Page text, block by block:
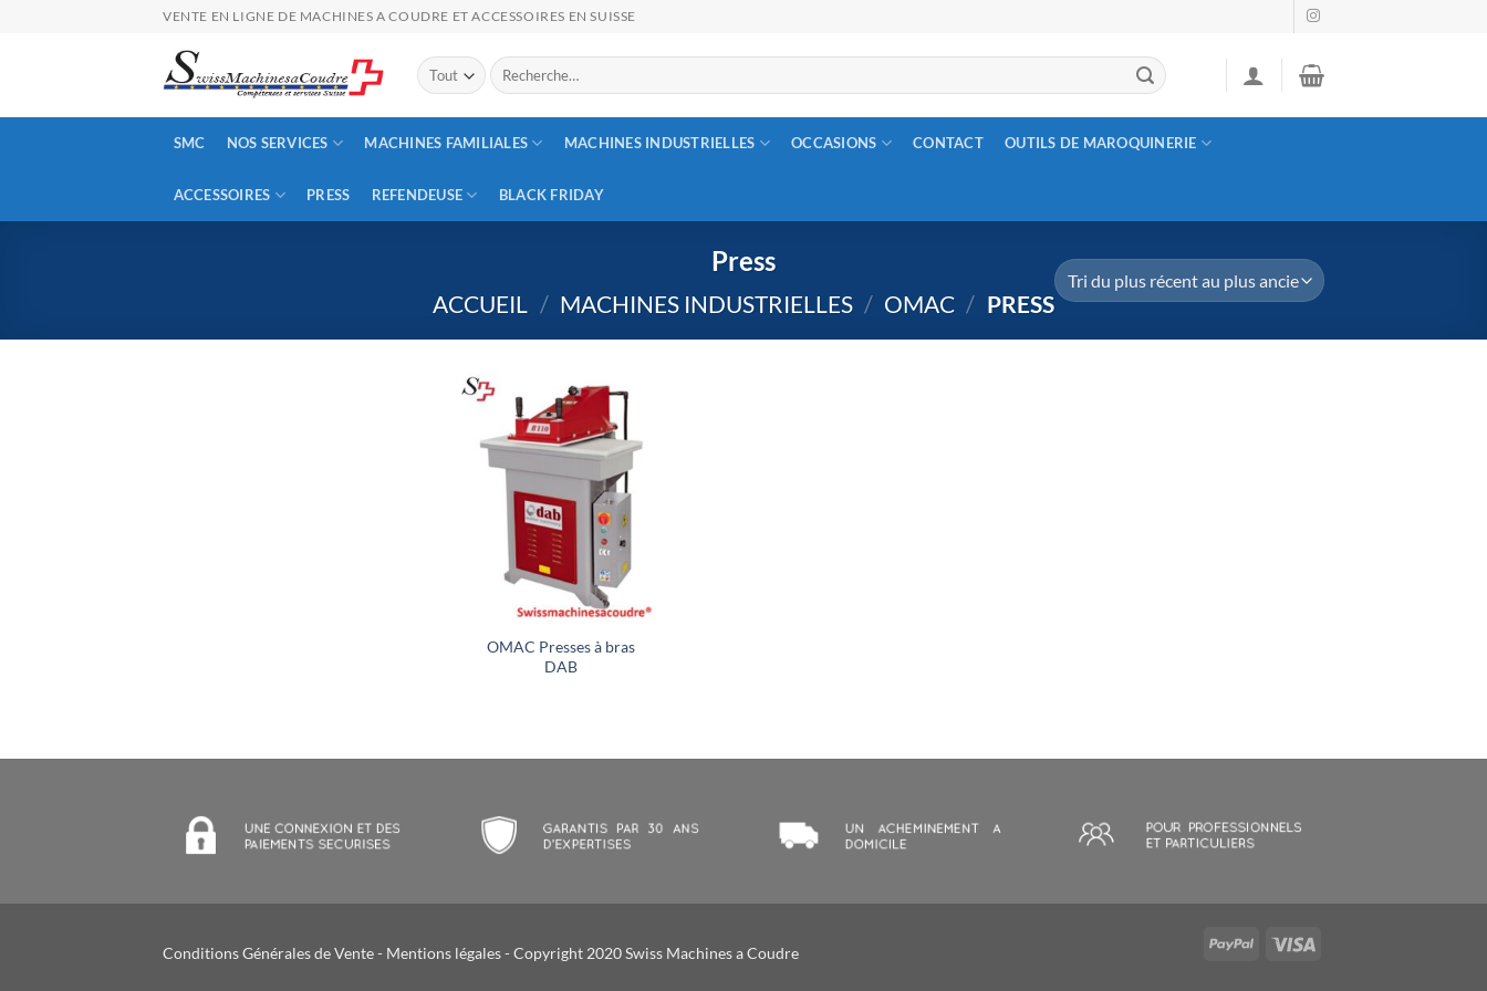
VENTE EN LIGNE DE MACHINES A COUDRE ET ACCESSOIRES EN SUISSE
Recherche
pour :
SMC NOS SERVICES MACHINES FAMILIALES MACHINES INDUSTRIELLES OCCASIONS CONTACT OUTILS DE MAROQUINERIE
ACCESSOIRES PRESS REFENDEUSE BLACK FRIDAY
Press
ACCUEIL / MACHINES INDUSTRIELLES / OMAC / PRESS
OMAC Presses à bras
DAB
Conditions Générales de Vente- Mentions légales- Copyright 2020 Swiss Machines a Coudre